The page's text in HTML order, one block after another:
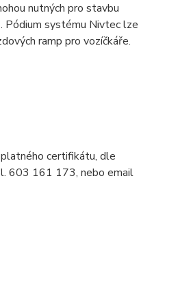
nutných pro stavbu
Pódium systému Nivtec lze
ramp pro vozíčkáře.
certifikátu, dle
603 161 173, nebo email